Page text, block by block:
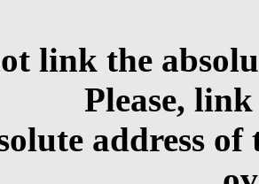
link the
Please,
address